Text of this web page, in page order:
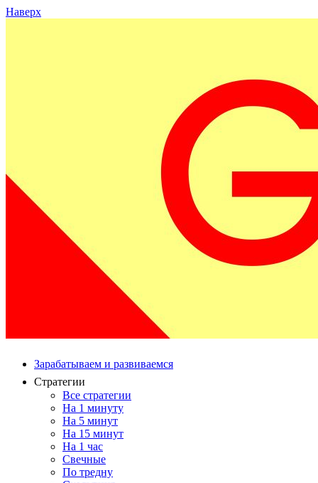
Наверх
Зарабатываем и развиваемся
Стратегии
Все стратегии
На 1 минуту
На 5 минут
На 15 минут
На 1 час
Свечные
По тредну